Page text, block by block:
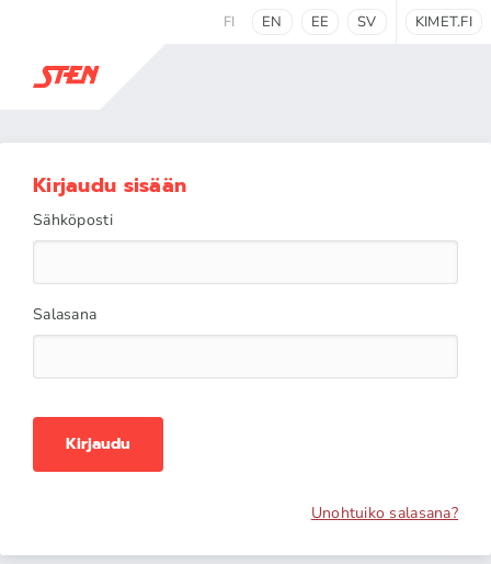
FI EN EE SV KIMET.FI
Kirjaudu sisään
Sähköposti
Salasana
Kirjaudu
Unohtuiko salasana?